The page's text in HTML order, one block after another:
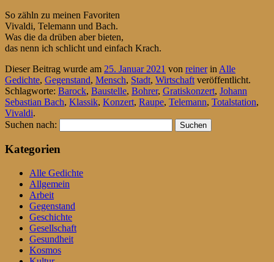
So zähln zu meinen Favoriten
Vivaldi, Telemann und Bach.
Was die da drüben aber bieten,
das nenn ich schlicht und einfach Krach.
Dieser Beitrag wurde am 25. Januar 2021 von reinerin Alle
Gedichte, Gegenstand, Mensch, Stadt, Wirtschaft veröffentlicht.
Schlagworte: Barock, Baustelle, Bohrer, Gratiskonzert, Johann
Sebastian Bach, Klassik, Konzert, Raupe, Telemann, Totalstation,
Vivaldi.
Suchen nach:
Kategorien
Alle Gedichte
Allgemein
Arbeit
Gegenstand
Geschichte
Gesellschaft
Gesundheit
Kosmos